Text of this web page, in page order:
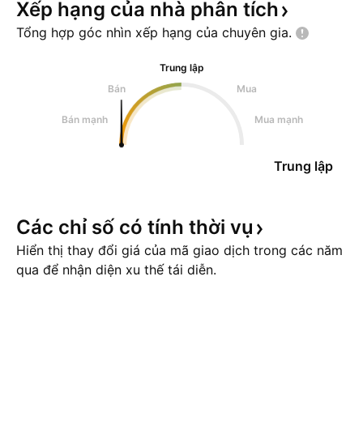
Xếp hạng của nhà phân tích
Tổng hợp góc nhìn xếp hạng của chuyên gia.
Trung lập
Bán
Mua
Bán mạnh Mua mạnh
Trung lập
Các chỉ số có tính thời vụ
Hiển thị thay đổi giá của mã giao dịch trong các năm
qua để nhận diện xu thế tái diễn.